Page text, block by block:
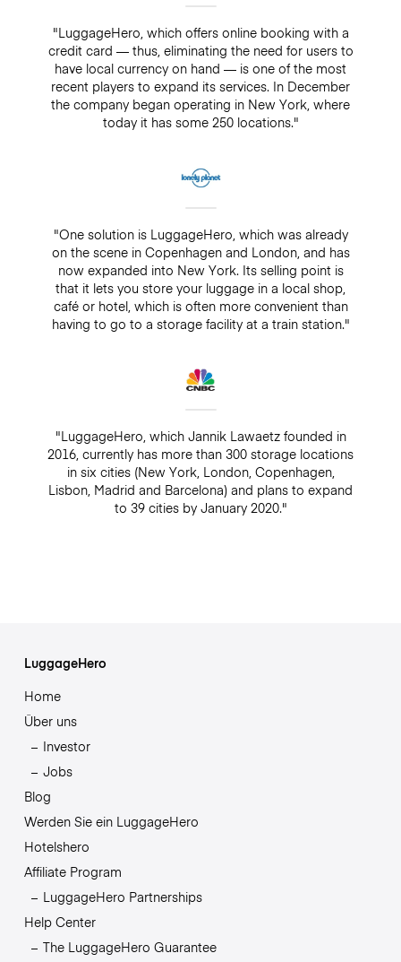
"LuggageHero, which offers online booking with a
credit card — thus, eliminating the need for users to
have local currency on hand — is one of the most
recent players to expand its services. In December
the company began operating in New York, where
today it has some 250 locations."
"One solution is LuggageHero, which was already
on the scene in Copenhagen and London, and has
now expanded into New York. Its selling point is
that it lets you store your luggage in a local shop,
café or hotel, which is often more convenient than
having to go to a storage facility at a train station."
"LuggageHero, which Jannik Lawaetz founded in
2016, currently has more than 300 storage locations
in six cities (New York, London, Copenhagen,
Lisbon, Madrid and Barcelona) and plans to expand
to 39 cities by January 2020."
LuggageHero
Home
Über uns
Investor
Jobs
Blog
Werden Sie ein LuggageHero
Hotelshero
Affiliate Program
LuggageHero Partnerships
Help Center
The LuggageHero Guarantee